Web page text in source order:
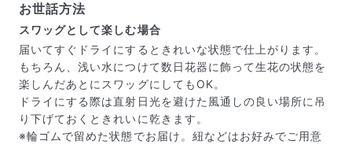
お世話方法
スワッグとして楽しむ場合
届いてすぐドライにするときれいな状態で仕上がります。
もちろん、浅い水につけて数日花器に飾って生花の状態を
楽しんだあとにスワッグにしてもOK。
ドライにする際は直射日光を避けた風通しの良い場所に吊
り下げておくときれいに乾きます。
※輪ゴムで留めた状態でお届け。紐などはお好みでご用意